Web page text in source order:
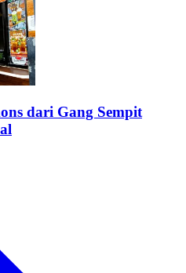
dari Gang Sempit